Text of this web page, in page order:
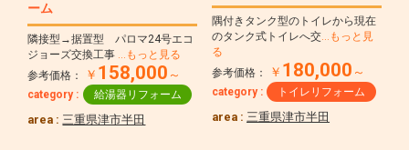
ーム
隣接型→据置型 パロマ24号エコ
ジョーズ交換工事 …もっと見る
参考価格：
￥ 158,000 ～
category : 給湯器リフォーム
area : 三重県津市半田
隅付きタンク型のトイレから現在
のタンク式トイレへ交…もっと見
る
参考価格：
￥ 180,000 ～
category : トイレリフォーム
area : 三重県津市半田